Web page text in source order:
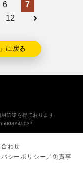
6
7
12
に戻る
許諾を得ております
わせ
バシーポリシー／免責事